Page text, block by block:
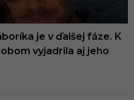
je v ďalšej fáze. K
vyjadrila aj jeho